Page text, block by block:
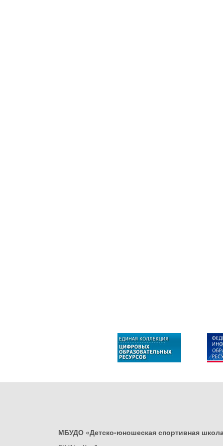
МБУДО «Детско-юношеская спортивная